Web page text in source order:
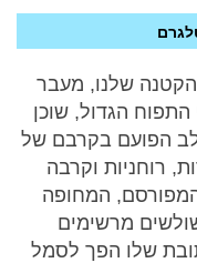
שלנו, מעבר
הגדול, שוכן
הפועם בקרבם של
רוחניות וקרבה
המפורסם, המחופה
מרשימים
שלו הפך לסמל